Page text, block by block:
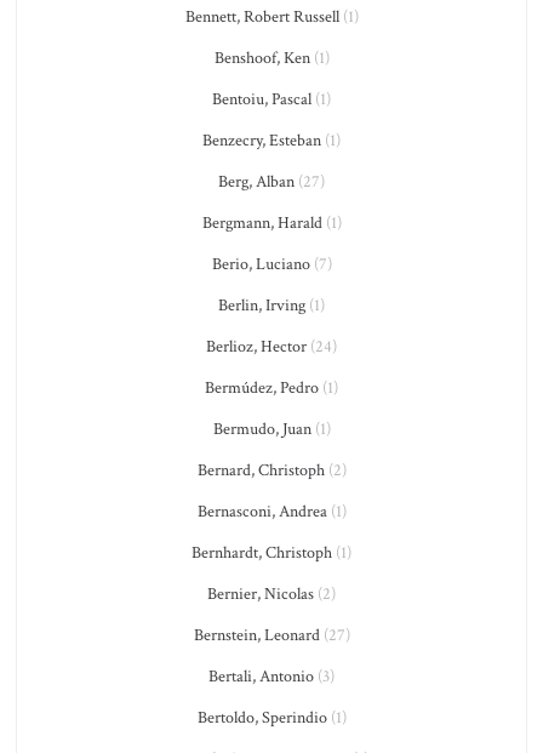
Bennett, Robert Russell(1)
Benshoof, Ken(1)
Bentoiu, Pascal (1)
Benzecry, Esteban (1)
Berg, Alban (27)
Bergmann, Harald(1)
Berio, Luciano(7)
Berlin, Irving (1)
Berlioz, Hector (24)
Bermúdez, Pedro (1)
Bermudo, Juan(1)
Bernard, Christoph(2)
Bernasconi, Andrea(1)
Bernhardt, Christoph (1)
Bernier, Nicolas (2)
Bernstein, Leonard(27)
Bertali, Antonio (3)
Bertoldo, Sperindio(1)